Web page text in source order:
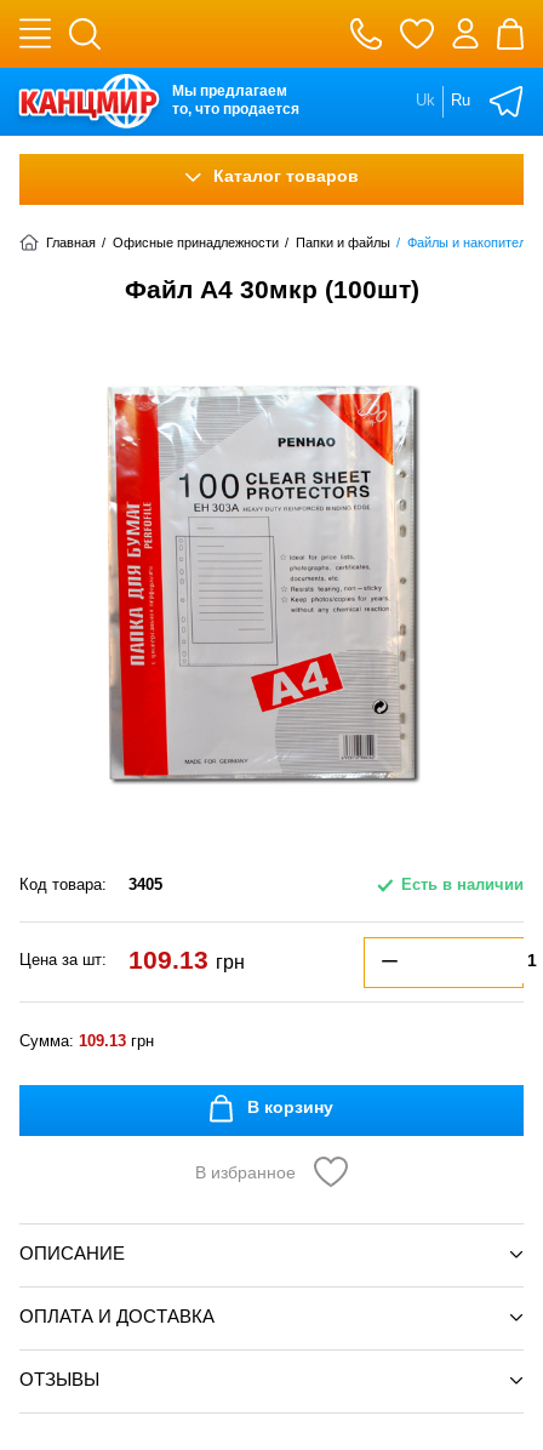
Мы предлагаем
то, что продается
Uk Ru
Каталог товаров
Главная / Офисные принадлежности / Папки и файлы / Файлы и накопители
Файл А4 30мкр (100шт)
Код товара: 3405 Есть в наличии
Цена за шт: 109.13 грн
Сумма: 109.13 грн
В корзину
В избранное
ОПИСАНИЕ
ОПЛАТА И ДОСТАВКА
ОТЗЫВЫ